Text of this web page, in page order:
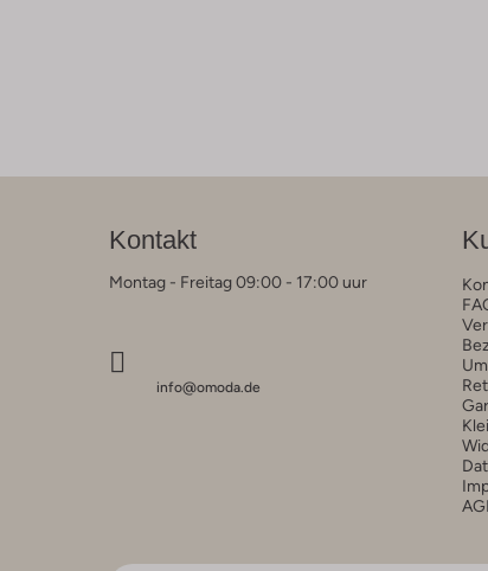
Kontakt
Montag - Freitag 09:00 - 17:00 uur
info@omoda.de